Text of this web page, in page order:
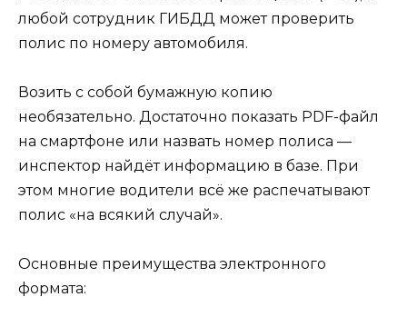
любой сотрудник ГИБДД может проверить
полис по номеру автомобиля.
Возить с собой бумажную копию
необязательно. Достаточно показать PDF-файл
на смартфоне или назвать номер полиса —
инспектор найдёт информацию в базе. При
этом многие водители всё же распечатывают
полис «на всякий случай».
Основные преимущества электронного
формата: